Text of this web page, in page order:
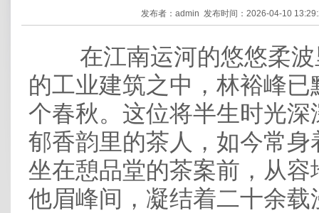
发布者：admin 发布时间：2026-04-10
在江南运河的悠悠柔波
的工业建筑之中，林裕峰
个春秋。这位将半生时光
郁香韵里的茶人，如今常
坐在憩品堂的茶案前，从
他眉峰间，凝结着二十余载